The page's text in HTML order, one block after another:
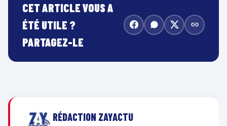
CET ARTICLE VOUS A
ÉTÉ UTILE ?
PARTAGEZ-LE
RÉDACTION ZAYACTU